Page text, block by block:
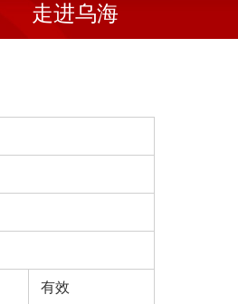
走进乌海
有效